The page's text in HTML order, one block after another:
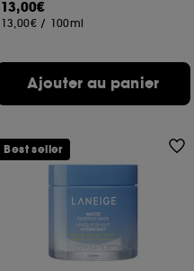
13,00€
13,00€ / 100ml
Ajouter au panier
Best seller